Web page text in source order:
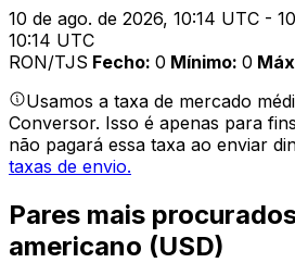
10 de ago. de 2026, 10:14 UTC -
10:14 UTC
RON/TJS Fecho: 0 Mínimo: 0
Usamos a taxa de mercado
Conversor. Isso é apenas para
não pagará essa taxa ao enviar
taxas de envio.
Pares mais
americano (USD)